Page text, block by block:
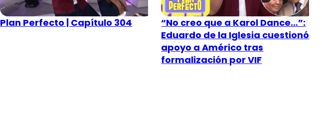
Plan Perfecto | Capítulo 304
“No creo que a Karol Dance…”:
Eduardo de la Iglesia cuestionó
apoyo a Américo tras
formalización por VIF